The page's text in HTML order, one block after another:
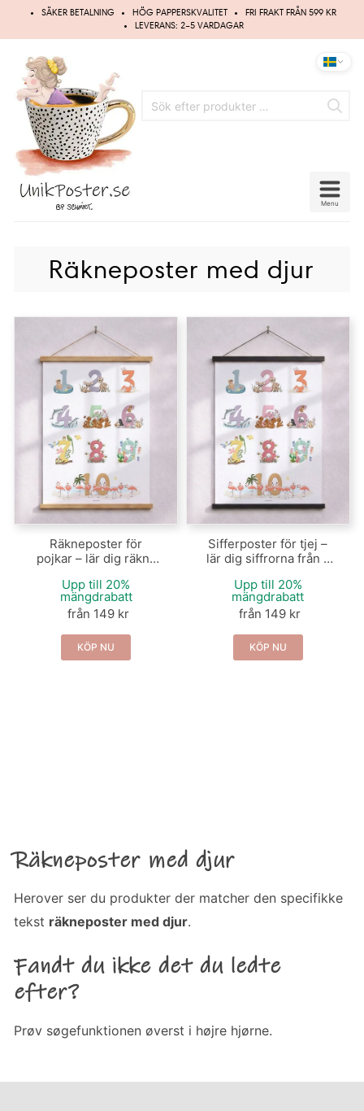
Hoppa
SÄKER BETALNING HÖG PAPPERSKVALITET
FRI FRAKT FRÅN 599 KR
LEVERANS: 2–5 VARDAGAR
Menu
Räkneposter med djur
Räkneposter för
pojkar – lär dig räkna
Upp till 20%
mängdrabatt
från 149 kr
KÖP NU
Sifferposter för tjej –
lär dig siffrorna från 1
Upp till 20%
mängdrabatt
från 149 kr
KÖP NU
Räkneposter med djur
Herover ser du produkter der matcher den specifikke
tekst räkneposter med djur.
Fandt du ikke det du ledte
efter?
Prøv søgefunktionen øverst i højre hjørne.